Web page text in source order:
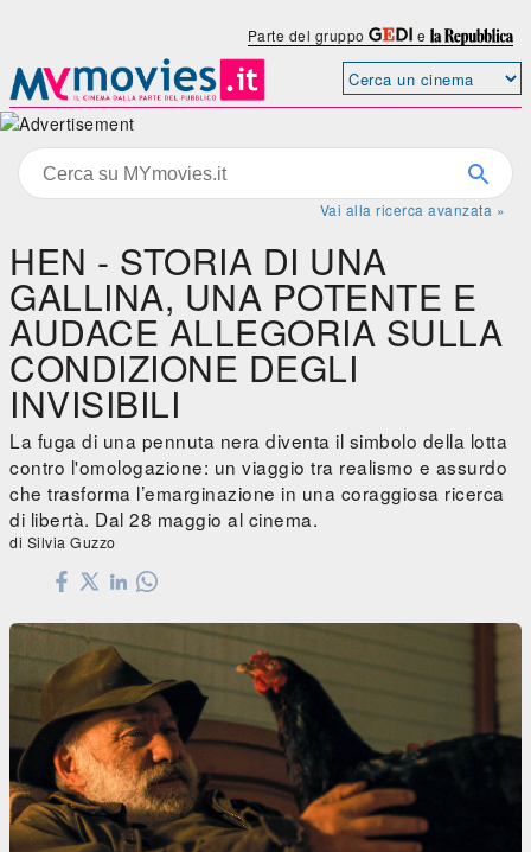
Parte del gruppo e
Vai alla ricerca avanzata »
HEN - STORIA DI UNA
GALLINA, UNA POTENTE E
AUDACE ALLEGORIA SULLA
CONDIZIONE DEGLI
INVISIBILI
La fuga di una pennuta nera diventa il simbolo della lotta
contro l'omologazione: un viaggio tra realismo e assurdo
che trasforma l’emarginazione in una coraggiosa ricerca
di libertà. Dal 28 maggio al cinema.
di Silvia Guzzo